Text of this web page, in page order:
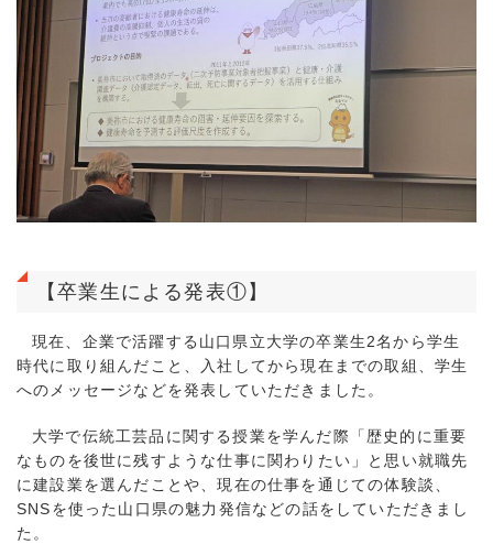
【卒業生による発表①】
現在、企業で活躍する山口県立大学の卒業生2名から学生
時代に取り組んだこと、入社してから現在までの取組、学生
へのメッセージなどを発表していただきました。
大学で伝統工芸品に関する授業を学んだ際「歴史的に重要
なものを後世に残すような仕事に関わりたい」と思い就職先
に建設業を選んだことや、現在の仕事を通じての体験談、
SNSを使った山口県の魅力発信などの話をしていただきまし
た。